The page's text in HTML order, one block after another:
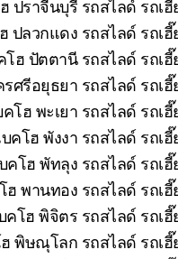
ปราจีนบุรี รถสไลด์ รถเ
ปลวกแดง รถสไลด์ รถเ
ฮ ปัตตานี รถสไลด์ รถเ
รีอยุธยา รถสไลด์ รถเ
โฮ พะเยา รถสไลด์ รถเ
คโฮ พังงา รถสไลด์ รถเ
โฮ พัทลุง รถสไลด์ รถเ
พานทอง รถสไลด์ รถเ
โฮ พิจิตร รถสไลด์ รถเ
พิษณุโลก รถสไลด์ รถเฮี๊